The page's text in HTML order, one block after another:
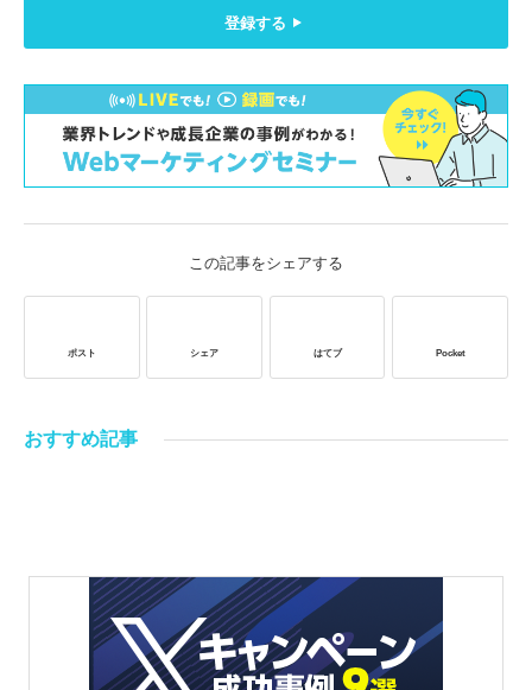
登録する
この記事をシェアする
ポスト シェア はてブ Pocket
おすすめ記事